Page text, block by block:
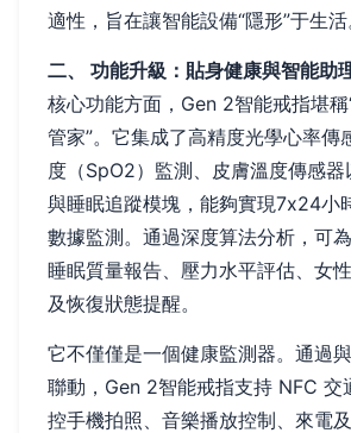
適性，旨在讓智能設備“隱形”于生活
二、 功能升級：貼身健康與智能助
核心功能方面，Gen 2智能戒指堪
管家”。它集成了高精度光學心率傳
度（SpO2）監測、皮膚溫度傳感
與睡眠追蹤模塊，能夠實現7x24小
數據監測。通過深度算法分析，可
睡眠質量報告、壓力水平評估、女
及恢復狀態提醒。
它不僅僅是一個健康監測器。通過
聯動，Gen 2智能戒指支持 NFC 交
控手機拍照、音樂播放控制、來電